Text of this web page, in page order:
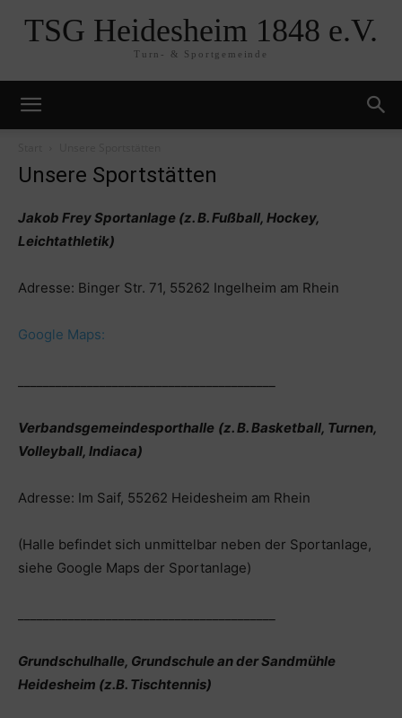
TSG Heidesheim 1848 e.V.
Turn- & Sportgemeinde
Unsere Sportstätten
Jakob Frey Sportanlage (z. B. Fußball, Hockey,
Leichtathletik)
Adresse: Binger Str. 71, 55262 Ingelheim am Rhein
Google Maps:
Verbandsgemeindesporthalle (z. B. Basketball, Turnen,
Volleyball, Indiaca)
Adresse: Im Saif, 55262 Heidesheim am Rhein
(Halle befindet sich unmittelbar neben der Sportanlage,
siehe Google Maps der Sportanlage)
Grundschulhalle, Grundschulean der Sandmühle
Heidesheim (z.B. Tischtennis)